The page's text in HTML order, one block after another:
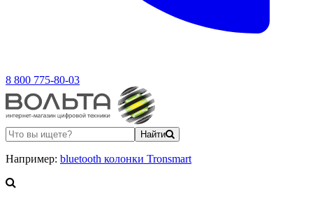
8 800 775-80-03
Найти
Например: bluetooth колонки Tronsmart